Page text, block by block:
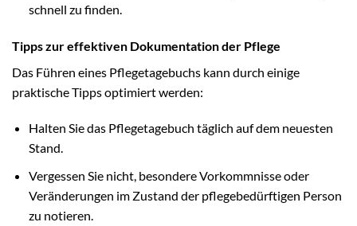
schnell zu finden.
Tipps zur effektiven Dokumentation der Pflege
Das Führen eines Pflegetagebuchs kann durch einige
praktische Tipps optimiert werden:
Halten Sie das Pflegetagebuch täglich auf dem neuesten
Stand.
Vergessen Sie nicht, besondere Vorkommnisse oder
Veränderungen im Zustand der pflegebedürftigen Person
zu notieren.